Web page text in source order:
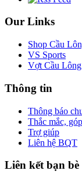
Our Links
Shop Cầu
VS Sports
Vợt Cầu Lông
Thông tin
Thông báo
Thắc mắc,
Trợ giúp
Liên hệ BQT
Liên kết bạn bè